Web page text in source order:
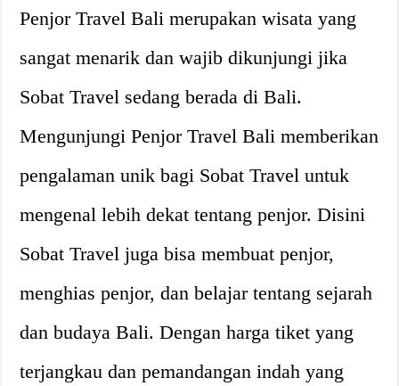
Penjor Travel Bali merupakan wisata yang
sangat menarik dan wajib dikunjungi jika
Sobat Travel sedang berada di Bali.
Mengunjungi Penjor Travel Bali memberikan
pengalaman unik bagi Sobat Travel untuk
mengenal lebih dekat tentang penjor. Disini
Sobat Travel juga bisa membuat penjor,
menghias penjor, dan belajar tentang sejarah
dan budaya Bali. Dengan harga tiket yang
terjangkau dan pemandangan indah yang